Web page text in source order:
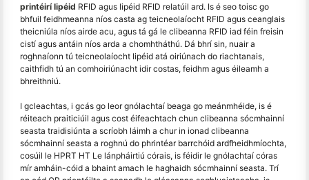
printéirí lipéid RFID agus lipéid RFID relatúil ard. Is é seo toisc go
bhfuil feidhmeanna níos casta ag teicneolaíocht RFID agus ceanglais
theicniúla níos airde acu, agus tá gá le clibeanna RFID iad féin freisin
cistí agus antáin níos arda a chomhtháthú. Dá bhrí sin, nuair a
roghnaíonn tú teicneolaíocht lipéid atá oiriúnach do riachtanais,
caithfidh tú an comhoiriúnacht idir costas, feidhm agus éileamh a
bhreithniú.
I gcleachtas, i gcás go leor gnólachtaí beaga go meánmhéide, is é
réiteach praiticiúil agus cost éifeachtach chun clibeanna sócmhainní
seasta traidisiúnta a scríobh láimh a chur in ionad clibeanna
sócmhainní seasta a roghnú do phrintéar barrchóid ardfheidhmíochta,
cosúil le HPRT HT Le lánpháirtiú córais, is féidir le gnólachtaí córas
mír amháin-cóid a bhaint amach le haghaidh sócmhainní seasta. Trí